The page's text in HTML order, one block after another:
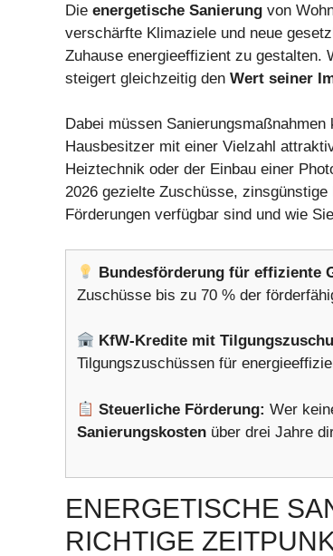
Die energetische Sanierung von
verschärfte Klimaziele und neue
Zuhause energieeffizient zu
steigert gleichzeitig den Wert seiner
Dabei müssen
Hausbesitzer mit einer Vielzahl
Heiztechnik oder der Einbau einer
2026 gezielte Zuschüsse,
Förderungen verfügbar sind und wie
Bundesförderung für effiziente
Zuschüsse bis zu 70 % der
KfW-Kredite mit
Tilgungszuschüssen für
Steuerliche Förderung: Wer
Sanierungskosten über drei Jahre
ENERGETISCHE
RICHTIGE